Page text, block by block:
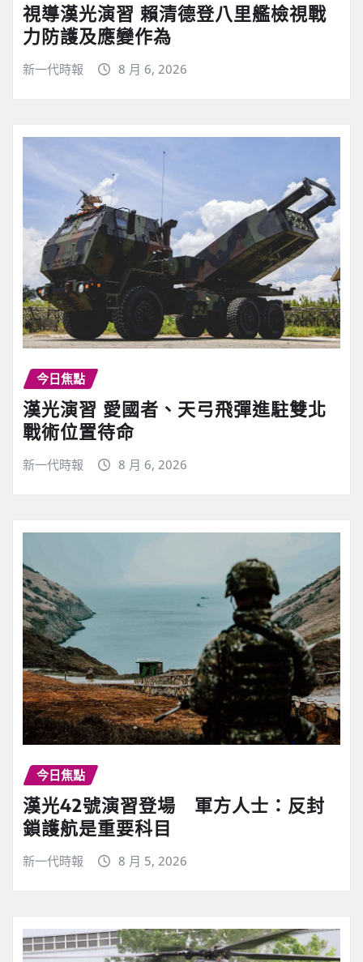
視導漢光演習 賴清德登八里艦檢視戰
力防護及應變作為
新一代時報 8 月 6, 2026
今日焦點
漢光演習 愛國者、天弓飛彈進駐雙北
戰術位置待命
新一代時報 8 月 6, 2026
今日焦點
漢光42號演習登場 軍方人士：反封
鎖護航是重要科目
新一代時報 8 月 5, 2026